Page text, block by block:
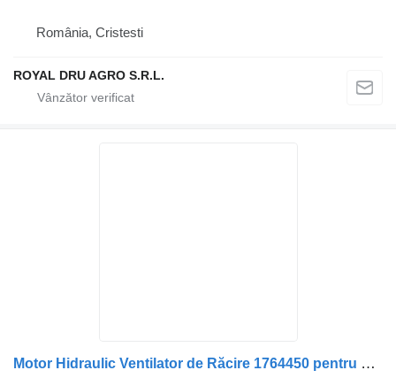
România, Cristesti
ROYAL DRU AGRO S.R.L.
Motor Hidraulic Ventilator de Răcire 1764450 pentru camion Scania – Cod: 470937/